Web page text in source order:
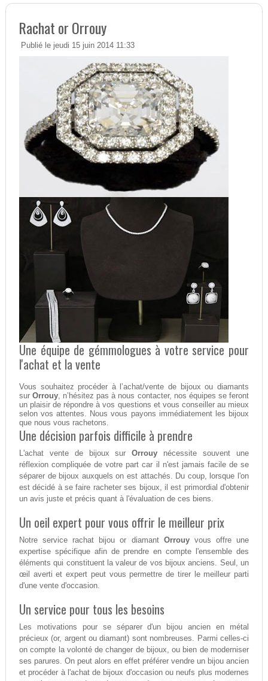
Rachat or Orrouy
Publié le jeudi 15 juin 2014 11:33
Une équipe de gémmologues à votre service pour
l'achat et la vente
Vous souhaitez procéder à l’achat/vente de bijoux ou diamants
surOrrouy, n’hésitez pas à nous contacter, nos équipes se feront
un plaisir de répondre à vos questions et vous conseiller au mieux
selon vos attentes. Nous vous payons immédiatement les bijoux
que nous vous rachetons.
Une décision parfois difficile à prendre
L'achat vente de bijoux surOrrouy nécessite souvent une
réflexion compliquée de votre part car il n'est jamais facile de se
séparer de bijoux auxquels on est attachés. Du coup, lorsque l'on
est décidé à se faire racheter ses bijoux, il est primordial d'obtenir
un avis juste et précis quant à l'évaluation de ces biens.
Un oeil expert pour vous offrir le meilleur prix
Notre service rachat bijou or diamant Orrouyvous offre une
expertise spécifique afin de prendre en compte l'ensemble des
éléments qui constituent la valeur de vos bijoux anciens. Seul, un
œil averti et expert peut vous permettre de tirer le meilleur parti
d'une vente d'occasion.
Un service pour tous les besoins
Les motivations pour se séparer d'un bijou ancien en métal
précieux (or, argent ou diamant) sont nombreuses. Parmi celles-ci
on compte la volonté de changer de bijoux, ou bien de moderniser
ses parures. On peut alors en effet préférer vendre un bijou ancien
et procéder à l'achat de bijoux d'occasion ou neufs plus modernes